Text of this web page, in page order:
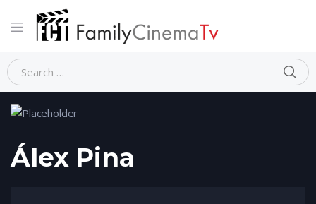
Home Person Álex Pina
Álex Pina